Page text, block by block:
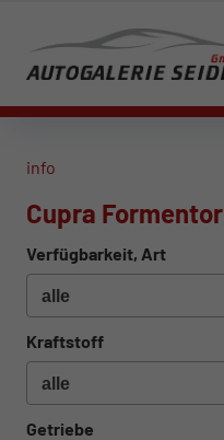
info
Cupra Formentor
Verfügbarkeit, Art
Kraftstoff
Getriebe